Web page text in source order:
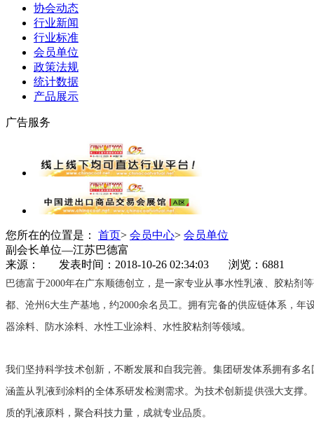
协会动态
行业新闻
行业标准
会员单位
政策法规
统计数据
产品展示
广告服务
您所在的位置是： 首页> 会员中心> 会员单位
副会长单位—江苏巴德富
来源： 发表时间：2018-10-26 02:34:03 浏览：6881
巴德富于2000年在广东顺德创立，是一家专业从事水性乳液、胶粘
都、沧州6大生产基地，约2000余名员工。拥有完备的供应链体系，
器涂料、防水涂料、水性工业涂料、水性胶粘剂等领域。
我们坚持科学技术创新，不断发展和自我完善。集团研发体系拥有多
涵盖从乳液到涂料的全体系研发检测需求。为技术创新提供强大支撑
质的乳液原料，聚合科技力量，成就专业品质。